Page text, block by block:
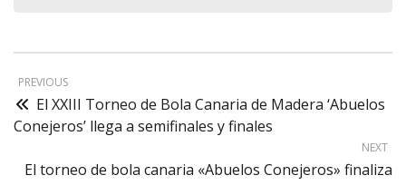
PREVIOUS
El XXIII Torneo de Bola Canaria de Madera ‘Abuelos
Conejeros’ llega a semifinales y finales
NEXT
El torneo de bola canaria «Abuelos Conejeros» finaliza